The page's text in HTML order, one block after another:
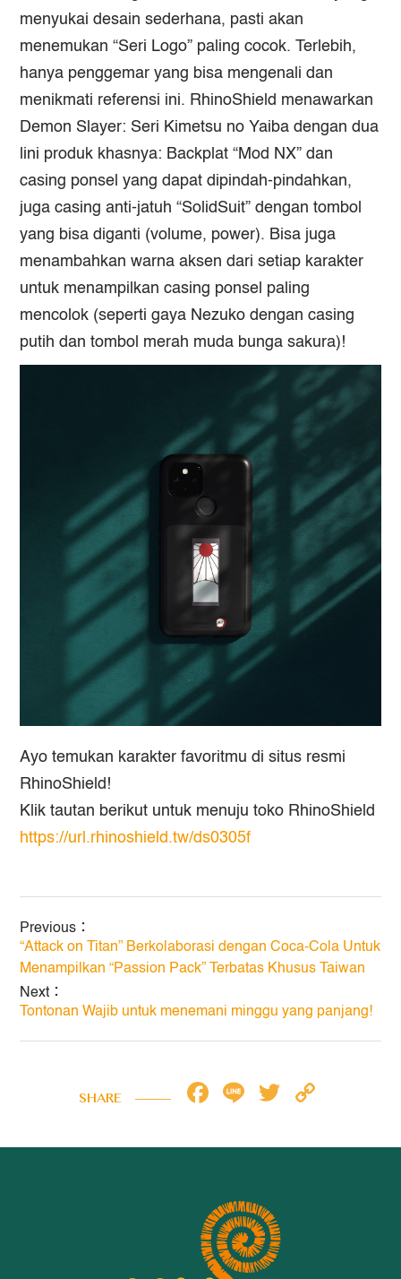
menyukai desain sederhana, pasti akan
menemukan “Seri Logo” paling cocok. Terlebih,
hanya penggemar yang bisa mengenali dan
menikmati referensi ini. RhinoShield menawarkan
Demon Slayer: Seri Kimetsu no Yaiba dengan dua
lini produk khasnya: Backplat “Mod NX” dan
casing ponsel yang dapat dipindah-pindahkan,
juga casing anti-jatuh “SolidSuit” dengan tombol
yang bisa diganti (volume, power). Bisa juga
menambahkan warna aksen dari setiap karakter
untuk menampilkan casing ponsel paling
mencolok (seperti gaya Nezuko dengan casing
putih dan tombol merah muda bunga sakura)!
Ayo temukan karakter favoritmu di situs resmi
RhinoShield!
Klik tautan berikut untuk menuju toko RhinoShield
https://url.rhinoshield.tw/ds0305f
Previous：
“Attack on Titan” Berkolaborasi dengan Coca-Cola Untuk
Menampilkan “Passion Pack” Terbatas Khusus Taiwan
Next：
Tontonan Wajib untuk menemani minggu yang panjang!
SHARE Facebook
LineTwitter